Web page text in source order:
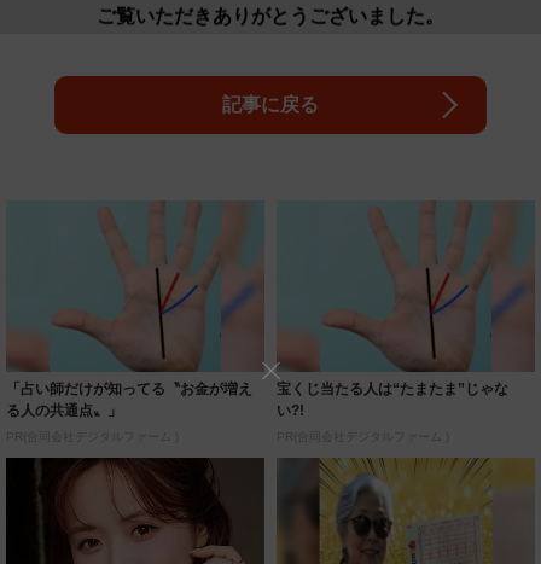
ご覧いただきありがとうございました。
記事に戻る
「占い師だけが知ってる〝お金が増え
る人の共通点〟」
PR(合同会社デジタルファーム )
宝くじ当たる人は“たまたま”じゃな
い?!
PR(合同会社デジタルファーム )